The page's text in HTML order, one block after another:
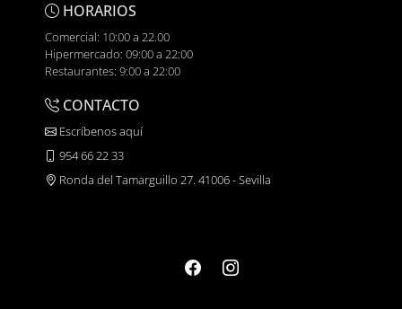
HORARIOS
Comercial: 10:00 a 22.00
Hipermercado: 09:00 a 22:00
Restaurantes: 9:00 a 22:00
CONTACTO
Escríbenos aquí
954 66 22 33
Ronda del Tamarguillo 27. 41006 - Sevilla